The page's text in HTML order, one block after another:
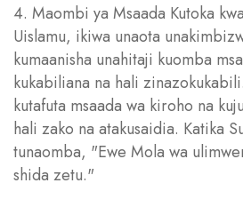
4. Maombi ya Msaada Kutoka
Uislamu, ikiwa unaota
kumaanisha unahitaji kuomba
kukabiliana na hali
kutafuta msaada wa kiroho na
hali zako na atakusaidia. Katika
tunaomba, "Ewe Mola wa
shida zetu."